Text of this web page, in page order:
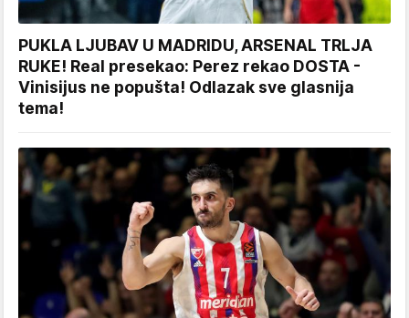
PUKLA LJUBAV U MADRIDU, ARSENAL TRLJA
RUKE! Real presekao: Perez rekao DOSTA -
Vinisijus ne popušta! Odlazak sve glasnija
tema!